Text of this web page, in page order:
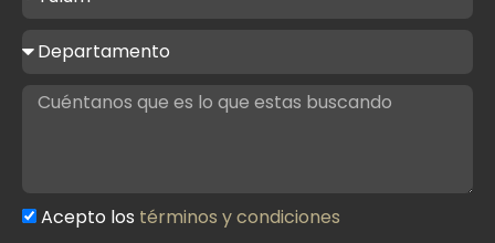
interés
Tipo
propiedad
Mensaje
Términos
Acepto los términos y condiciones